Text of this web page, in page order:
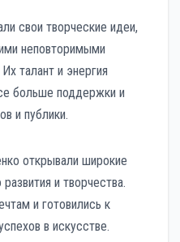
свои творческие идеи,
неповторимыми
талант и энергия
больше поддержки и
и публики.
открывали широкие
и творчества.
и готовились к
в искусстве.